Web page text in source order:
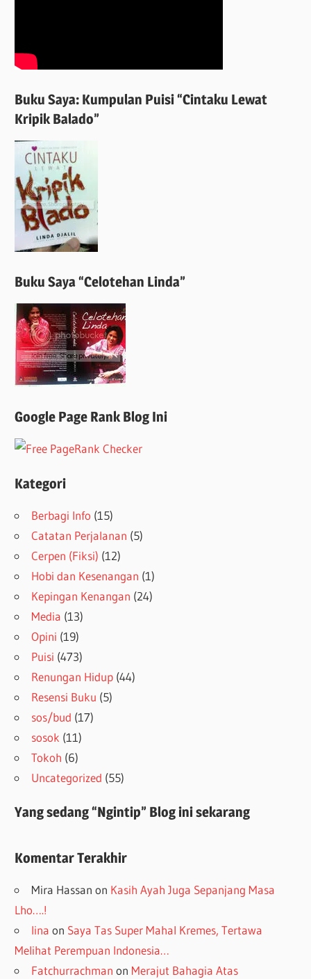
Buku Saya: Kumpulan Puisi “Cintaku Lewat
Kripik Balado”
Buku Saya “Celotehan Linda”
Google Page Rank Blog Ini
Kategori
Berbagi Info (15)
Catatan Perjalanan (5)
Cerpen (Fiksi) (12)
Hobi dan Kesenangan (1)
Kepingan Kenangan (24)
Media (13)
Opini (19)
Puisi (473)
Renungan Hidup (44)
Resensi Buku (5)
sos/bud (17)
sosok (11)
Tokoh (6)
Uncategorized (55)
Yang sedang “Ngintip” Blog ini sekarang
Komentar Terakhir
Mira Hassan on Kasih Ayah Juga Sepanjang Masa
Lho….!
lina on Saya Tas Super Mahal Kremes, Tertawa
Melihat Perempuan Indonesia…
Fatchurrachman on Merajut Bahagia Atas